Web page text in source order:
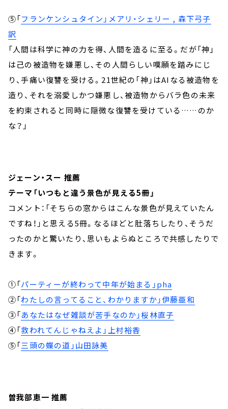
⑤「フランケンシュタイン」メアリ・シェリー , 森下弓子
訳
「人間は科学に神の力を得、人間を造るに至る。だが「神」
は己の被造物を嫌悪し、その人間らしい嘆願を踏みにじ
り、手痛い復讐を受ける。21世紀の「神」はAIなる被造物を
造り、それを溺愛しかつ嫌悪し、被造物からバラ色の未来
を約束されると同時に隠微な復讐を受けている……のか
な？」
ジェーン・スー 推薦
テーマ「いつもと違う景色が見える5冊」
コメント：「そちらの窓からはこんな景色が見えていたん
ですね！」と思える5冊。なるほどと肚落ちしたり、そうだ
ったのかと驚いたり、思いもよらぬところで共感したりで
きます。
①「パーティーが終わって中年が始まる」pha
②「わたしの言ってること、わかりますか」伊藤亜和
③「あなたはなぜ雑談が苦手なのか」桜林直子
④「救われてんじゃねえよ」上村裕香
⑤「三頭の蝶の道」山田詠美
曽我部恵一 推薦